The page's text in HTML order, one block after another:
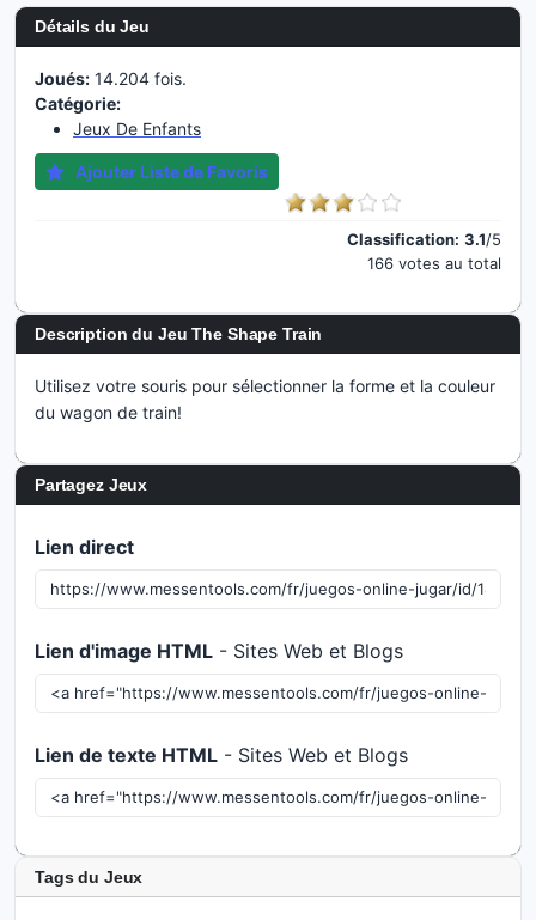
Détails du Jeu
Joués: 14.204 fois.
Catégorie:
Jeux De Enfants
Ajouter Liste de Favoris
Classification: 3.1/5
166 votes au total
Description du Jeu The Shape Train
Utilisez votre souris pour sélectionner la forme et la couleur
du wagon de train!
Partagez Jeux
Lien direct
Lien d'image HTML - Sites Web et Blogs
Lien de texte HTML - Sites Web et Blogs
Tags du Jeux